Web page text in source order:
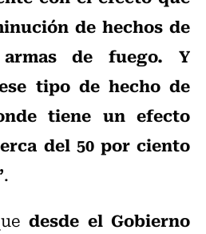
de hechos de
de fuego. Y
tipo de hecho de
tiene un efecto
del 50 por ciento
.
desde el Gobierno